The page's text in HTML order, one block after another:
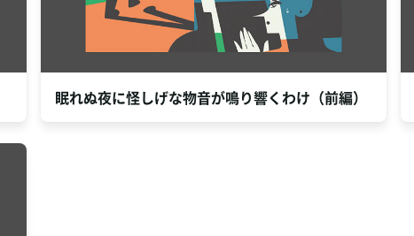
眠れぬ夜に怪しげな物音が鳴り響くわけ（前編）